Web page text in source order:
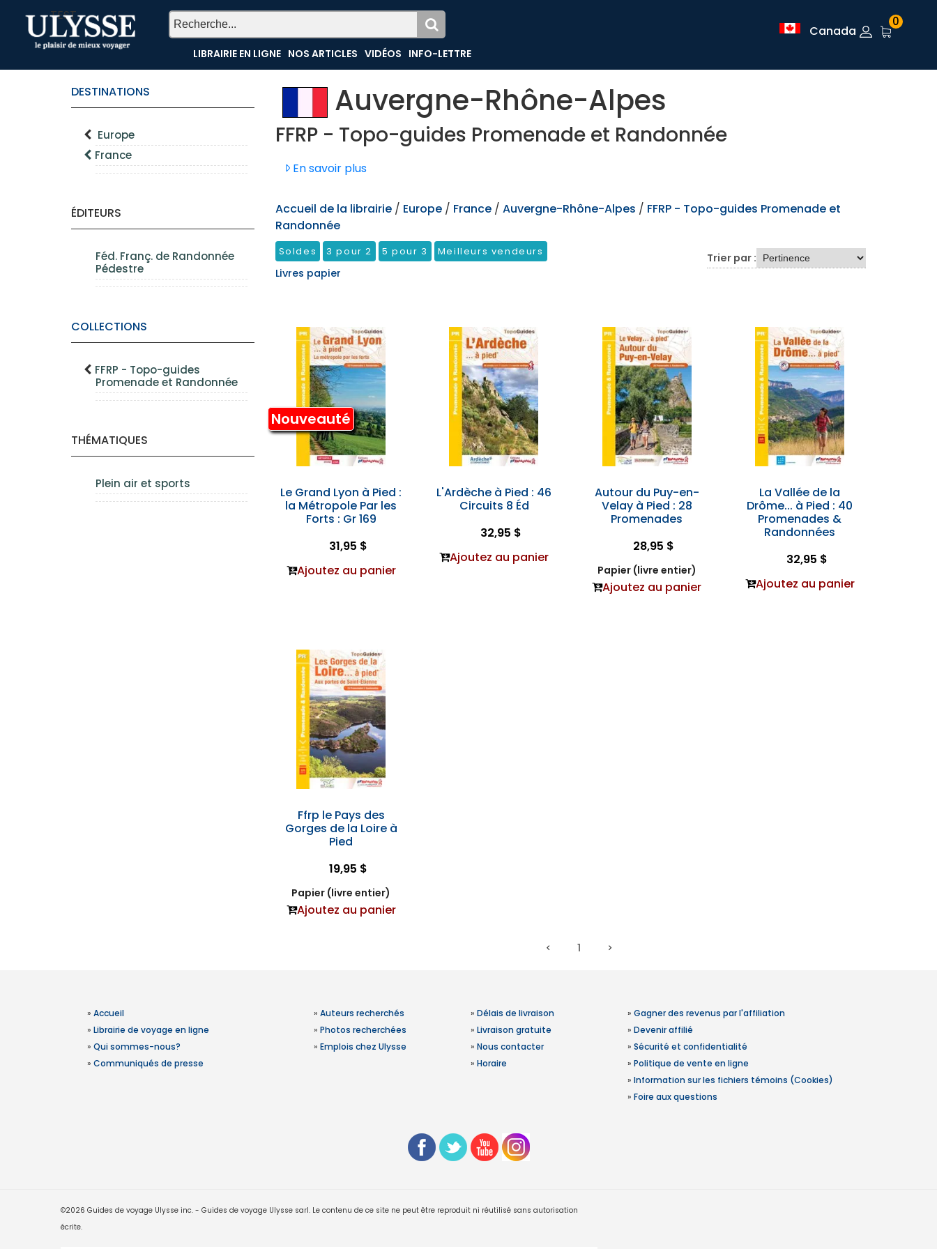
TEST
LIBRAIRIE EN LIGNE NOS ARTICLES VIDÉOS INFO-LETTRE
Canada
0
DESTINATIONS
Europe
France
ÉDITEURS
Féd. Franç. de Randonnée
Pédestre
COLLECTIONS
FFRP - Topo-guides
Promenade et Randonnée
THÉMATIQUES
Plein air et sports
Auvergne-Rhône-Alpes
FFRP - Topo-guides Promenade et Randonnée
En savoir plus
Accueil de la librairie / Europe / France / Auvergne-Rhône-Alpes / FFRP - Topo-guides Promenade et
Randonnée
Soldes 3 pour 2 5 pour 3 Meilleurs vendeurs
Livres papier
Trier par :
Nouveauté
Le Grand Lyon à Pied :
la Métropole Par les
Forts : Gr 169
31,95 $
Ajoutez au panier
L'Ardèche à Pied : 46
Circuits 8 Éd
32,95 $
Ajoutez au panier
Autour du Puy-en-
Velay à Pied : 28
Promenades
28,95 $
Papier (livre entier)
Ajoutez au panier
La Vallée de la
Drôme... à Pied : 40
Promenades &
Randonnées
32,95 $
Ajoutez au panier
Ffrp le Pays des
Gorges de la Loire à
Pied
19,95 $
Papier (livre entier)
Ajoutez au panier
1
» Accueil
» Librairie de voyage en ligne
» Qui sommes-nous?
» Communiqués de presse
» Auteurs recherchés
» Photos recherchées
» Emplois chez Ulysse
» Délais de livraison
» Livraison gratuite
» Nous contacter
» Horaire
» Gagner des revenus par l'affiliation
» Devenir affilié
» Sécurité et confidentialité
» Politique de vente en ligne
» Information sur les fichiers témoins (Cookies)
» Foire aux questions
©2026 Guides de voyage Ulysse inc. - Guides de voyage Ulysse sarl. Le contenu de ce site ne peut être reproduit ni réutilisé sans autorisation
écrite.